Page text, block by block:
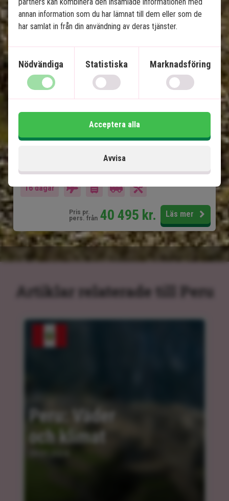
12 nätters rundresa
2 nätter i Amazonas
Colca Canyon
Titicacasjön
Cusco
Den Heliga Dalen
Amazonfloden
16 dagar
Pris pr.
pers. från 40 495 kr. Läs mer
Artiklar relaterade till Peru
Peru: Väder
och klimat
annan information som du har lämnat till dem eller som de
har samlat in från din användning av deras tjänster.
Nödvändiga Statistiska Marknadsföring
Avvisa
Acceptera alla